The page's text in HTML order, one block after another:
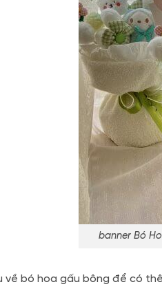
banner Bó
về bó hoa gấu bông để có